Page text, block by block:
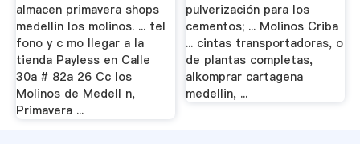
almacen primavera shops
medellin los molinos. ... tel
fono y c mo llegar a la
tienda Payless en Calle
30a # 82a 26 Cc los
Molinos de Medell n,
Primavera ...
pulverización para los
cementos; ... Molinos Criba
... cintas transportadoras, o
de plantas completas,
alkomprar cartagena
medellin, ...